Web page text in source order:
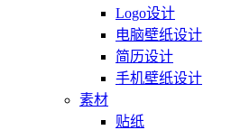
Logo设计
电脑壁纸设计
简历设计
手机壁纸设计
素材
贴纸